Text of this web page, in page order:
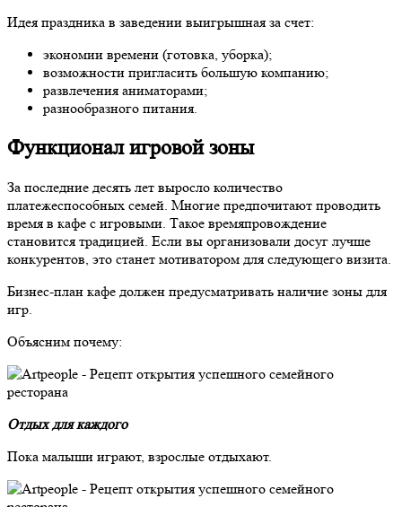
Идея праздника в заведении выигрышная за счет:
экономии времени (готовка, уборка);
возможности пригласить большую компанию;
развлечения аниматорами;
разнообразного питания.
Функционал игровой зоны
За последние десять лет выросло количество
платежеспособных семей. Многие предпочитают проводить
время в кафе с игровыми. Такое времяпровождение
становится традицией. Если вы организовали досуг лучше
конкурентов, это станет мотиватором для следующего визита.
Бизнес-план кафе должен предусматривать наличие зоны для
игр.
Объясним почему:
Отдых для каждого
Пока малыши играют, взрослые отдыхают.